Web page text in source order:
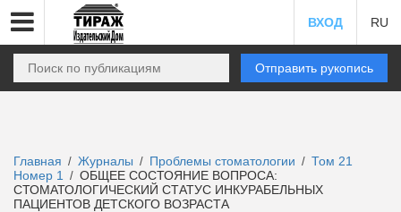
ВХОД RU
Отправить рукопись
Главная / Журналы / Проблемы стоматологии / Том 21
Номер 1
/ ОБЩЕЕ СОСТОЯНИЕ ВОПРОСА:
СТОМАТОЛОГИЧЕСКИЙ СТАТУС ИНКУРАБЕЛЬНЫХ
ПАЦИЕНТОВ ДЕТСКОГО ВОЗРАСТА